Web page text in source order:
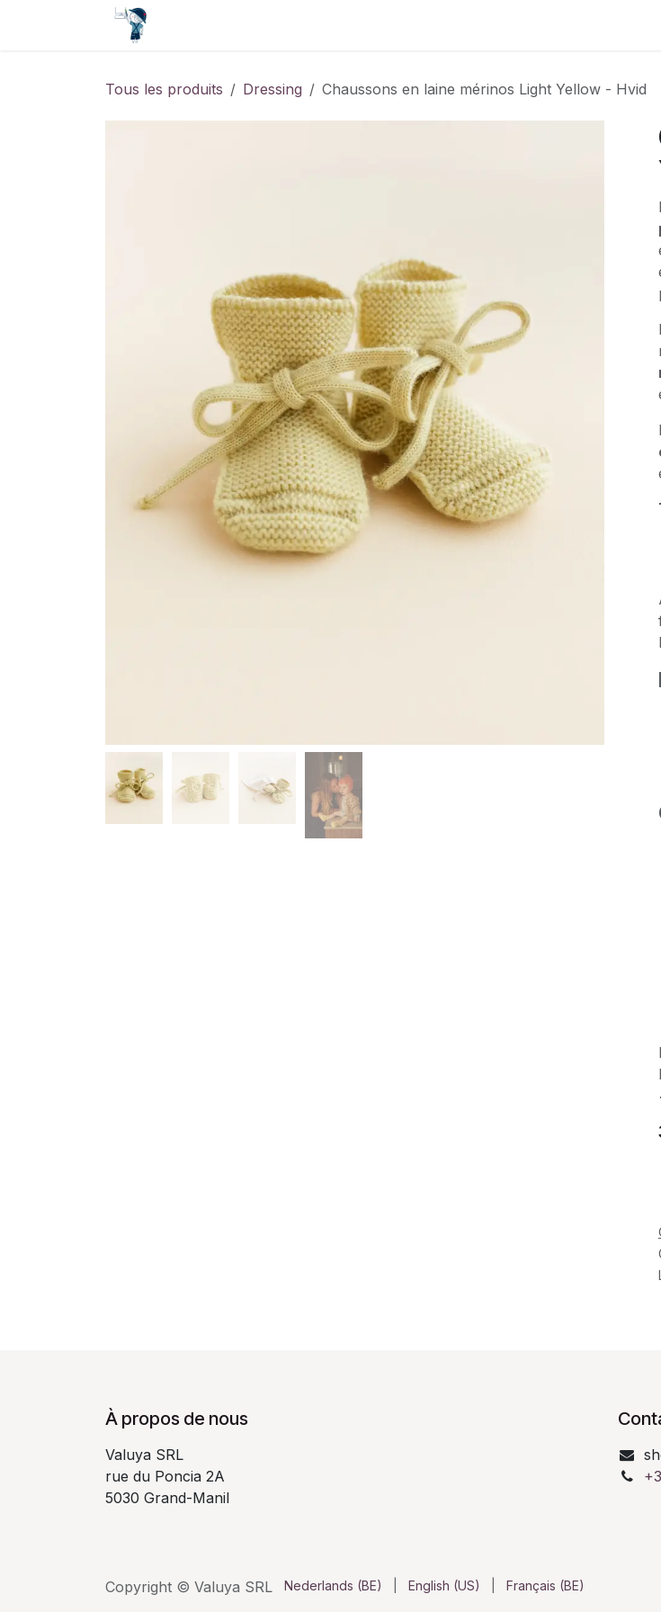
Se rendre au contenu
Tous les produits Dressing Chaussons en laine mérinos Light Yellow - Hvid
À propos de nous
Valuya SRL
rue du Poncia 2A
5030 Grand-Manil
Copyright © Valuya SRL Nederlands (BE) English (US) Français (BE)